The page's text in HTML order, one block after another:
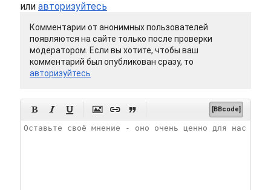
или авторизуйтесь
Комментарии от анонимных пользователей
появляются на сайте только после проверки
модератором. Если вы хотите, чтобы ваш
комментарий был опубликован сразу, то
авторизуйтесь
      [BBcode]